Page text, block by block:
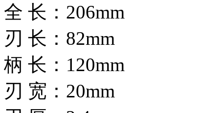
全 长：206mm
刃 长：82mm
柄 长：120mm
刃 宽：20mm